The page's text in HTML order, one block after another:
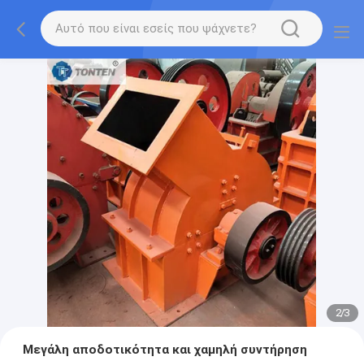
2/3
Μεγάλη αποδοτικότητα και χαμηλή συντήρηση